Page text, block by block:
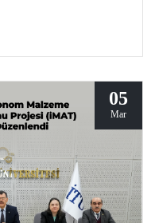
uluslararası
05
Mar